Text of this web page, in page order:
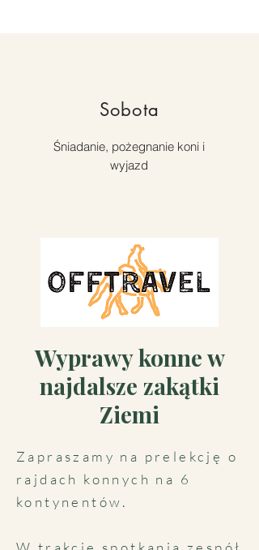
Sobota
Śniadanie, pożegnanie koni i
wyjazd
Wyprawy konne w
najdalsze zakątki
Ziemi
Zapraszamy na prelekcję o
rajdach konnych na 6
kontynentów.